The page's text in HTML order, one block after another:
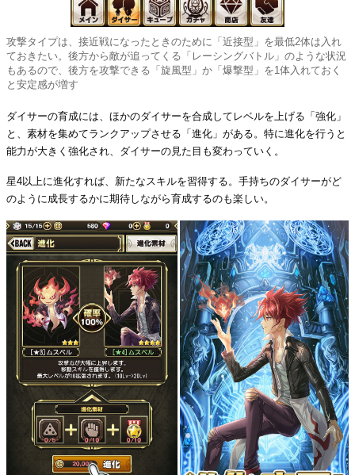
攻撃タイプは、接近戦になったときのために「近接型」を最低2体は入れ
ておきたい。後方から敵が追ってくる「レーシングバトル」のような状況
もあるので、後方を攻撃できる「旋風型」か「爆撃型」を1体入れておく
と安定感が増す
ダイサーの育成には、ほかのダイサーを合成してレベルを上げる「強化」
と、素材を集めてランクアップさせる「進化」がある。特に進化を行うと
能力が大きく強化され、ダイサーの見た目も変わっていく。
星4以上に進化すれば、新たなスキルを習得する。手持ちのダイサーがど
のように成長するかに期待しながら育成するのも楽しい。